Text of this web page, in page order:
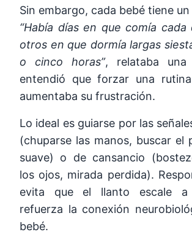
Sin embargo, cada bebé tiene
“Había días en que comía
otros en que dormía largas
o cinco horas”, relataba una
entendió que forzar una
aumentaba su frustración.
Lo ideal es guiarse por las
(chuparse las manos, buscar el
suave) o de cansancio
los ojos, mirada perdida).
evita que el llanto escale
refuerza la conexión
bebé.